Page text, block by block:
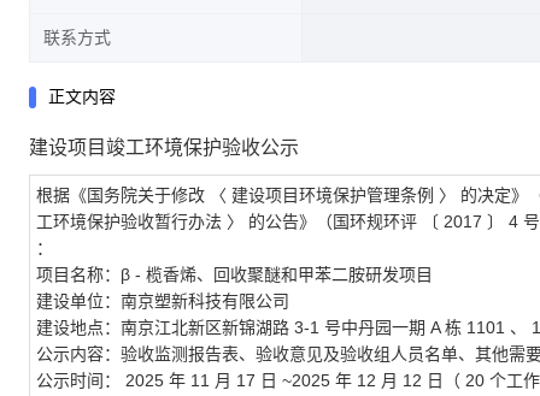
联系方式
正文内容
建设项目竣工环境保护验收公示
根据《国务院关于修改 〈 建设项目环境保护管理条例 〉
的决定》
工环境保护验收暂行办法 〉 的公告》（国环规环评 〔 2017 〕 4
：
项目名称：β - 榄香烯、回收聚醚和甲苯二胺研发项目
建设单位：南京塑新科技有限公司
建设地点：南京江北新区新锦湖路 3-1 号中丹园一期 A 栋 1101 、
公示内容：验收监测报告表、验收意见及验收组人员名单、其他需
公示时间：
2025 年 11 月 17 日 ~2025 年 12 月 12 日（ 20 个工